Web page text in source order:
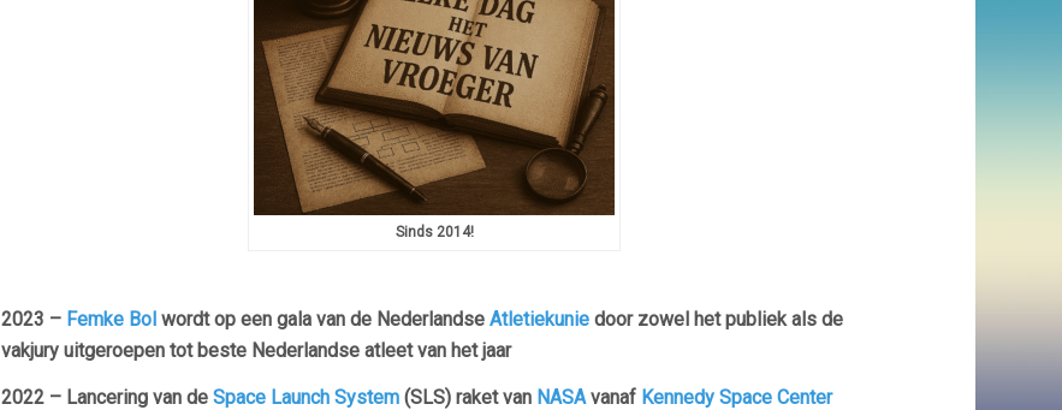
Sinds 2014!
2023 – Femke Bol wordt op een gala van de Nederlandse Atletiekunie door zowel het publiek als de
vakjury uitgeroepen tot beste Nederlandse atleet van het jaar
2022 – Lancering van de Space Launch System (SLS) raket van NASAvanaf Kennedy Space Center